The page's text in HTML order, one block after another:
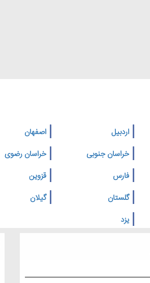
اردبیل اصفهان
خراسان جنوبی خراسان رضوی
فارس قزوین
گلستان گیلان
یزد